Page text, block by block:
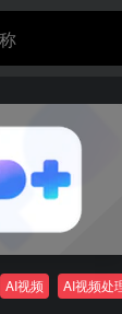
AI视频 AI视频处